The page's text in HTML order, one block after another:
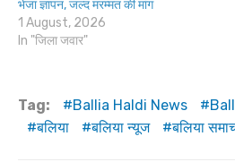
भेजा ज्ञापन, जल्द मरम्मत की मांग
1 August, 2026
In "जिला जवार"
Tag: Ballia Haldi News
बलिया
बलिया न्यूज बलिया